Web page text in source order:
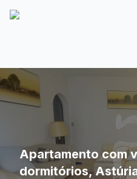
Apartamento com
dormitórios,